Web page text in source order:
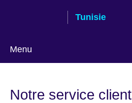
Tunisie
Menu
language
Notre service client